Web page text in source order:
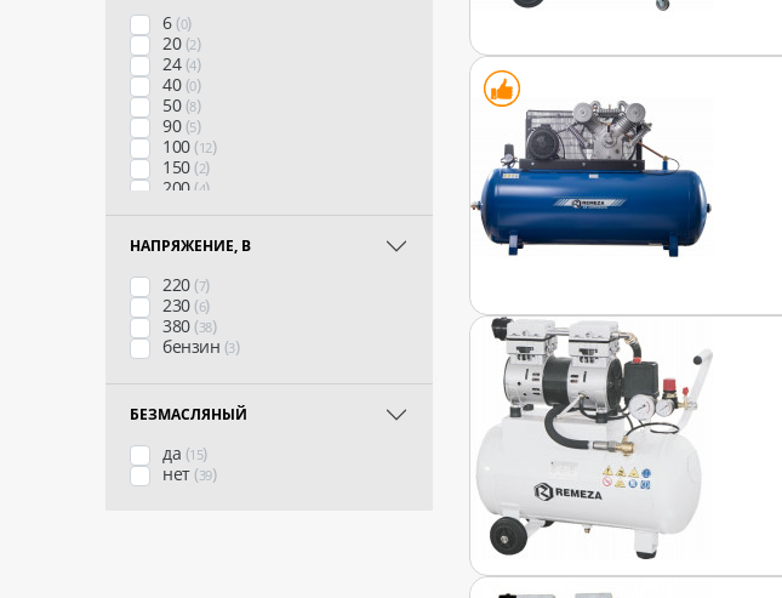
6(0)
20(2)
24(4)
40(0)
50(8)
90(5)
100(12)
150(2)
200(4)
НАПРЯЖЕНИЕ, В
220(7)
230(6)
380(38)
бензин (3)
БЕЗМАСЛЯНЫЙ
да (15)
нет(39)